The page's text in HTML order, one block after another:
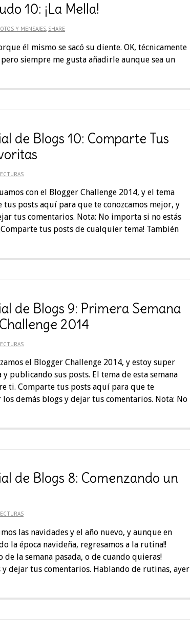
10: ¡La Mella!
Y MENSAJES, SHARE
él mismo se sacó su diente. OK, técnicamente
pero siempre me gusta añadirle aunque sea un
de Blogs 10: Comparte Tus
con el Blogger Challenge 2014, y el tema
posts aquí para que te conozcamos mejor, y
tus comentarios. Nota: No importa si no estás
tus posts de cualquier tema! También
de Blogs 9: Primera Semana
2014
el Blogger Challenge 2014, y estoy super
publicando sus posts. El tema de esta semana
ti. Comparte tus posts aquí para que te
demás blogs y dejar tus comentarios. Nota: No
de Blogs 8: Comenzando un
las navidades y el año nuevo, y aunque en
la época navideña, regresamos a la rutina!!
la semana pasada, o de cuando quieras!
dejar tus comentarios. Hablando de rutinas, ayer